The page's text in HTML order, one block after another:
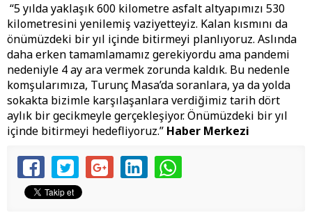
“5 yılda yaklaşık 600 kilometre asfalt altyapımızı 530
kilometresini yenilemiş vaziyetteyiz. Kalan kısmını da
önümüzdeki bir yıl içinde bitirmeyi planlıyoruz. Aslında
daha erken tamamlamamız gerekiyordu ama pandemi
nedeniyle 4 ay ara vermek zorunda kaldık. Bu nedenle
komşularımıza, Turunç Masa’da soranlara, ya da yolda
sokakta bizimle karşılaşanlara verdiğimiz tarih dört
aylık bir gecikmeyle gerçekleşiyor. Önümüzdeki bir yıl
içinde bitirmeyi hedefliyoruz.” Haber Merkezi